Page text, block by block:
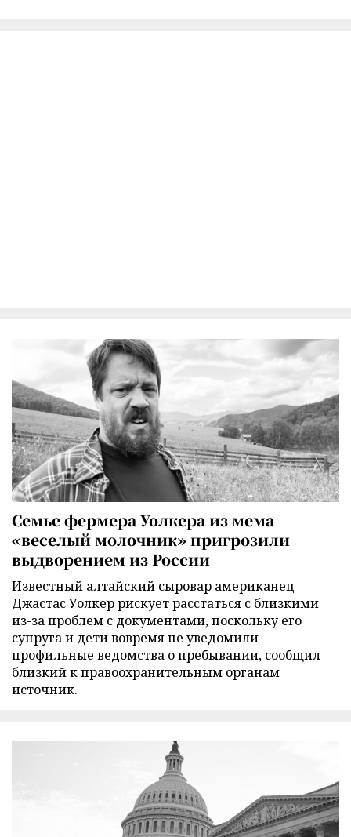
Семье фермера Уолкера из мема
«веселый молочник» пригрозили
выдворением из России
Известный алтайский сыровар американец
Джастас Уолкер рискует расстаться с близкими
из-за проблем с документами, поскольку его
супруга и дети вовремя не уведомили
профильные ведомства о пребывании, сообщил
близкий к правоохранительным органам
источник.